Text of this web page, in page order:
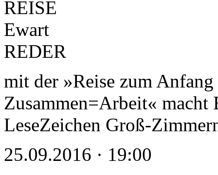
mit der »Reise zum
Zusammen=Arbeit« macht
LeseZeichen Groß-
25.09.2016 · 19:00